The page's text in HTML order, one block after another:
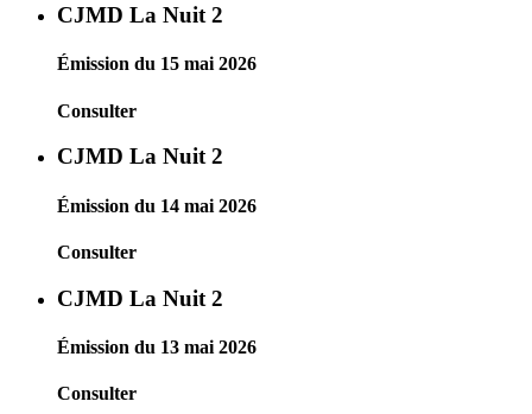
CJMD La Nuit 2
Émission du 15 mai 2026
Consulter
CJMD La Nuit 2
Émission du 14 mai 2026
Consulter
CJMD La Nuit 2
Émission du 13 mai 2026
Consulter